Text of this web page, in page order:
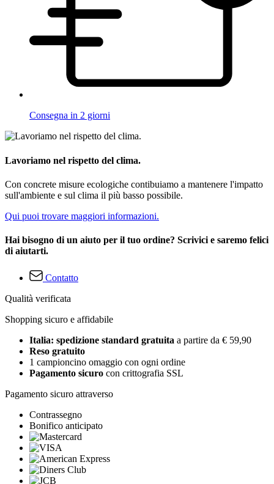
Consegna in 2 giorni
Lavoriamo nel rispetto del clima.
Con concrete misure ecologiche contibuiamo a mantenere l'impatto
sull'ambiente e sul clima il più basso possibile.
Qui puoi trovare maggiori informazioni.
Hai bisogno di un aiuto per il tuo ordine? Scrivici e saremo felici
di aiutarti.
Contatto
Qualità verificata
Shopping sicuro e affidabile
Italia: spedizione standard gratuita a partire da € 59,90
Reso gratuito
1 campioncino omaggio con ogni ordine
Pagamento sicuro con crittografia SSL
Pagamento sicuro attraverso
Contrassegno
Bonifico anticipato